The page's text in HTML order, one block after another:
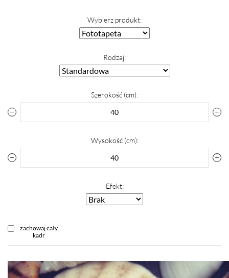
Wybierz produkt:
Rodzaj:
Szerokość (cm):
Wysokość (cm):
Efekt:
zachowaj cały
kadr